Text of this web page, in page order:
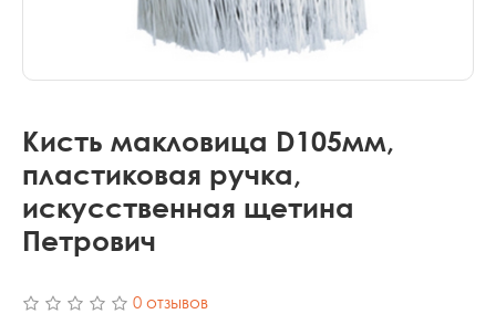
Кисть макловица D105мм,
пластиковая ручка,
искусственная щетина
Петрович
0 отзывов